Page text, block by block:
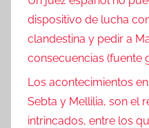
dispositivo de lucha
clandestina y pedir a
consecuencias (fuente
Los acontecimientos
Sebta y Mellilia, son el
intrincados, entre los